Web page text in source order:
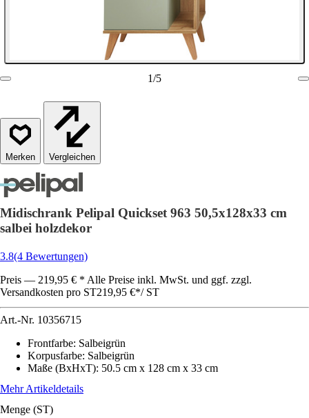
1/5
Vergleichen
Midischrank Pelipal Quickset 963 50,5x128x33 cm
salbei holzdekor
3.8(4 Bewertungen)
Preis — 219,95 € * Alle Preise inkl. MwSt. und ggf. zzgl.
Versandkosten pro ST219,95 €*/ ST
Art.-Nr. 10356715
Frontfarbe: Salbeigrün
Korpusfarbe: Salbeigrün
Maße (BxHxT): 50.5 cm x 128 cm x 33 cm
Mehr Artikeldetails
Menge (ST)